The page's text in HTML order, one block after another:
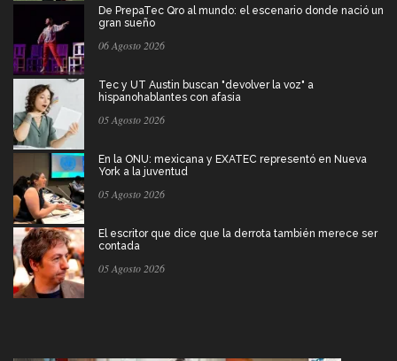
De PrepaTec Qro al mundo: el escenario donde nació un
gran sueño
06 Agosto 2026
Tec y UT Austin buscan "devolver la voz" a
hispanohablantes con afasia
05 Agosto 2026
En la ONU: mexicana y EXATEC representó en Nueva
York a la juventud
05 Agosto 2026
El escritor que dice que la derrota también merece ser
contada
05 Agosto 2026